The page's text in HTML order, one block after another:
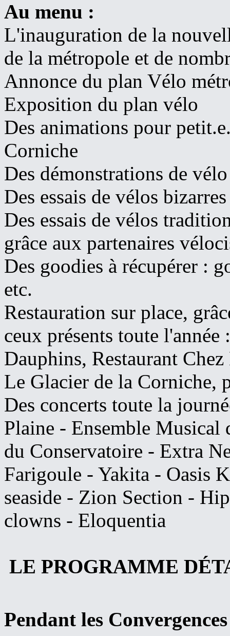
Au menu :
L'inauguration de la
de la métropole et de
Annonce du plan Vélo
Exposition du plan vélo
Des animations pour
Corniche
Des démonstrations de
Des essais de vélos bizarres
Des essais de vélos
grâce aux partenaires
Des goodies à récupérer :
etc.
Restauration sur place,
ceux présents toute
Dauphins, Restaurant
Le Glacier de la Corniche,
Des concerts toute la
Plaine - Ensemble Musical
du Conservatoire - Extra
Farigoule - Yakita - Oasis
seaside - Zion Section -
clowns - Eloquentia
LE PROGRAMME
Pendant les Convergences